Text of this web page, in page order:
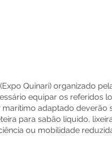
Quinari) organizado
equipar os referidos
adaptado deverão
para sabão liquido,
ou mobilidade